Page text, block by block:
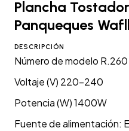
Plancha
Panqueques
DESCRIPCIÓN
Número de modelo R.260
Voltaje (V) 220-240
Potencia (W) 1400W
Fuente de alimentación: